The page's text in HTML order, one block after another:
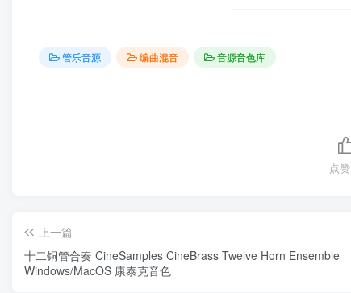
管乐音源 编曲混音 音源音色库
点赞
上一篇
十二铜管合奏 CineSamples CineBrass Twelve Horn Ensemble
Windows/MacOS 康泰克音色